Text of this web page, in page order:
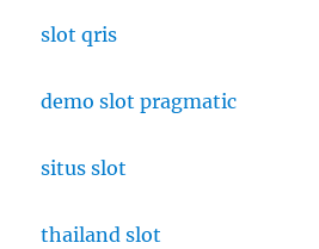
slot qris
demo slot pragmatic
situs slot
thailand slot